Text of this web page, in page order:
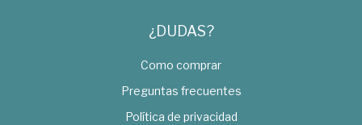
¿DUDAS?
Como comprar
Preguntas frecuentes
Política de privacidad